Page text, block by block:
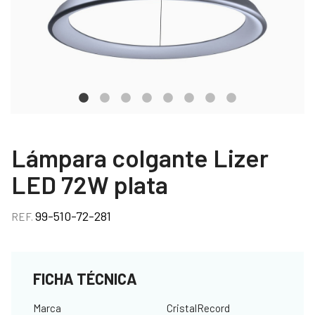
Lámpara colgante Lizer
LED 72W plata
REF. 99-510-72-281
FICHA TÉCNICA
Marca
CristalRecord